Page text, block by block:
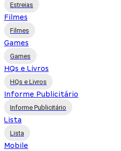
Estreias
Filmes
Filmes
Games
Games
HQs e Livros
HQs e Livros
Informe Publicitário
Informe Publicitário
Lista
Lista
Mobile